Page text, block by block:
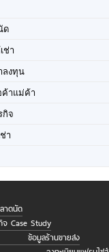
ด
ช่า
ลงทุน
าแม่ค้า
กิจ
า
าดนัด
จ Case Study
ข้อมูลร้านขายส่ง